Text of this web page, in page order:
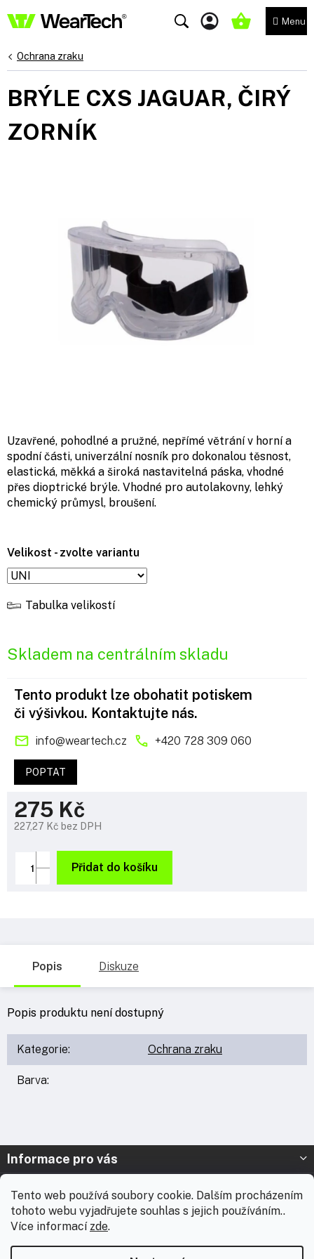
Tento web používá soubory cookie. Dalším procházením
tohoto webu vyjadřujete souhlas s jejich používáním..
Více informací zde.
na
NÁKUPNÍ
Ochrana zraku
BRÝLE CXS JAGUAR, ČIRÝ
ZORNÍK
Skladem na centrálním skladu
Velikost - zvolte variantu
Tabulka velikostí
Uzavřené, pohodlné a pružné, nepřímé větrání v horní a
spodní části, univerzální nosník pro dokonalou těsnost,
elastická, měkká a široká nastavitelná páska, vhodné
přes dioptrické brýle. Vhodné pro autolakovny, lehký
chemický průmysl, broušení.
275 Kč
227,27 Kč bez DPH
cena:
Přidat do košíku
Tento produkt lze obohatit potiskem
či výšivkou. Kontaktujte nás.
info@weartech.cz +420 728 309 060
POPTAT
Popis Diskuze
Popis produktu není dostupný
Kategorie: Ochrana zraku
Barva:
Z
p
Informace pro vás
Prodejna Nymburk
Prodejna Solnice